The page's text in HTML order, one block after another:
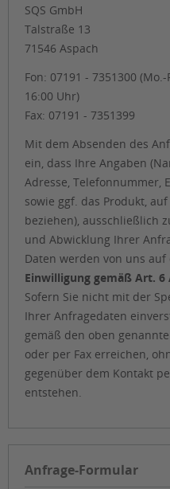
SQS GmbH
Talstraße 13
71546 Aspach
Fon: 07191 - 7351300
16:00 Uhr)
Fax: 07191 - 7351399
Mit dem Absenden des
ein, dass Ihre Angaben
Adresse, Telefonnummer,
sowie ggf. das Produkt,
beziehen), ausschließlich
und Abwicklung Ihrer
Daten werden von uns
Einwilligung gemäß Art. 6
Sofern Sie nicht mit der
Ihrer Anfragedaten
gemäß den oben
oder per Fax erreichen,
gegenüber dem Kontakt
entstehen.
Anfrage-Formular